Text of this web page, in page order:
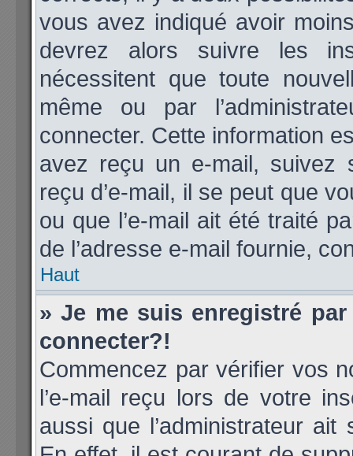
vous avez indiqué avoir
devrez alors suivre les
nécessitent que toute
même ou par
connecter. Cette information
avez reçu un e-mail, suivez
reçu d’e-mail, il se peut que
ou que l’e-mail ait été traité
de l’adresse e-mail fournie,
Haut
» Je me suis enregistré
connecter?!
Commencez par vérifier vos
l’e-mail reçu lors de votre
aussi que l’administrateur